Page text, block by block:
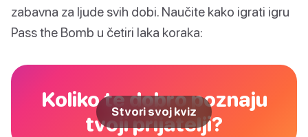
zabavna za ljude svih dobi. Naučite kako igrati igru
Pass the Bomb u četiri laka koraka:
Koliko te dobro poznaju
tvoji prijatelji?
Stvori svoj kviz